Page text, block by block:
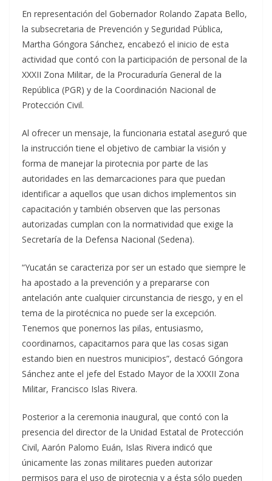
En representación del Gobernador Rolando Zapata Bello,
la subsecretaria de Prevención y Seguridad Pública,
Martha Góngora Sánchez, encabezó el inicio de esta
actividad que contó con la participación de personal de la
XXXII Zona Militar, de la Procuraduría General de la
República (PGR) y de la Coordinación Nacional de
Protección Civil.
Al ofrecer un mensaje, la funcionaria estatal aseguró que
la instrucción tiene el objetivo de cambiar la visión y
forma de manejar la pirotecnia por parte de las
autoridades en las demarcaciones para que puedan
identificar a aquellos que usan dichos implementos sin
capacitación y también observen que las personas
autorizadas cumplan con la normatividad que exige la
Secretaría de la Defensa Nacional (Sedena).
“Yucatán se caracteriza por ser un estado que siempre le
ha apostado a la prevención y a prepararse con
antelación ante cualquier circunstancia de riesgo, y en el
tema de la pirotécnica no puede ser la excepción.
Tenemos que ponernos las pilas, entusiasmo,
coordinarnos, capacitarnos para que las cosas sigan
estando bien en nuestros municipios”, destacó Góngora
Sánchez ante el jefe del Estado Mayor de la XXXII Zona
Militar, Francisco Islas Rivera.
Posterior a la ceremonia inaugural, que contó con la
presencia del director de la Unidad Estatal de Protección
Civil, Aarón Palomo Euán, Islas Rivera indicó que
únicamente las zonas militares pueden autorizar
permisos para el uso de pirotecnia y a ésta sólo pueden